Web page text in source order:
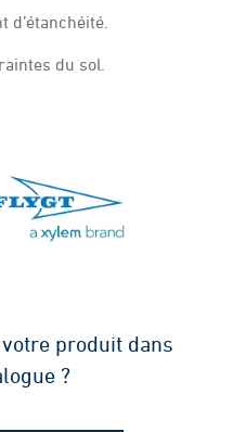
d’étanchéité.
du sol.
produit dans
?